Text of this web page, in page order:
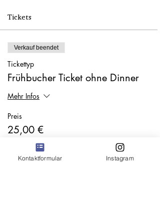
Tickets
Verkauf beendet
Tickettyp
Frühbucher Ticket ohne Dinner
Mehr Infos
Preis
25,00 €
Kontaktformular Instagram